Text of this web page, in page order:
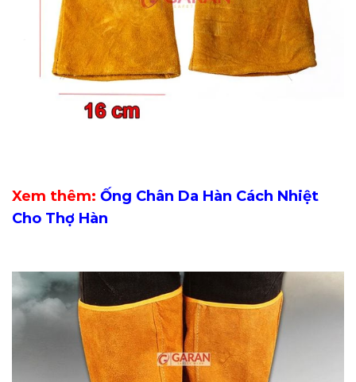
Xem thêm: Ống Chân Da Hàn Cách Nhiệt
Cho Thợ Hàn